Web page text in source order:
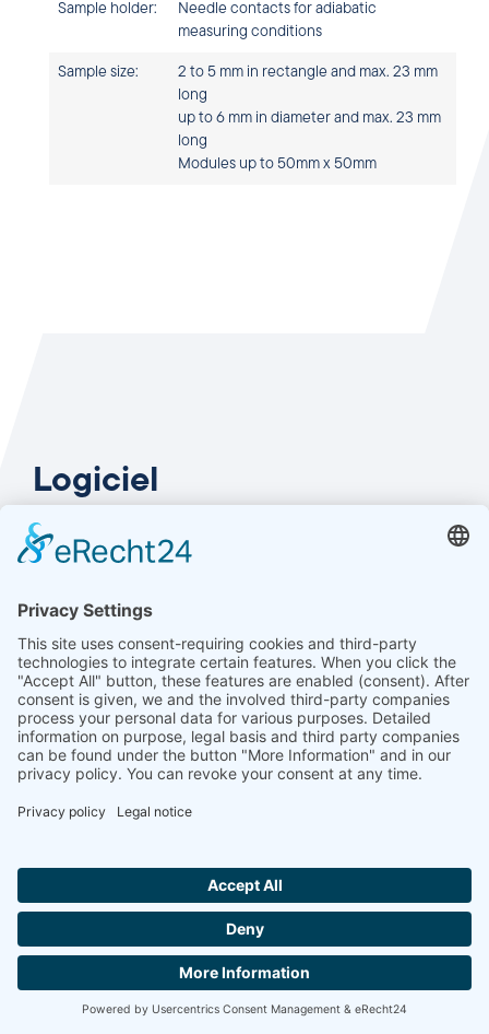
Sample holder:
Needle contacts for adiabatic
measuring conditions
Sample size:
2 to 5 mm in rectangle and max. 23 mm
long
up to 6 mm in diameter and max. 23 mm
long
Modules up to 50mm x 50mm
Logiciel
Rendre les valeurs visibles et comparables
sur Microsoft® Windows®, est la fonction la plus
importante dans la préparation, la réalisation et
l’évaluation des expériences thermoanalytiques, en plus
du matériel utilisé. Avec ce logiciel, Linseis offre une
solution complète pour la programmation de tous les
paramètres et fonctions de contrôle spécifiques à
données. Ce progiciel a été développé par nos
été testé pendant des années.
Hallo ich bin LINAI! Wie kann ich dir
CONTACT